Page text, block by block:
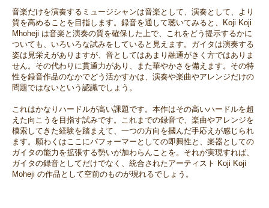
音楽だけを演奏するミュージシャンは音楽として、演奏として、より
質を高めることを目指します。録音を通して聴いてみると、Koji Koji
Mhoheji は音楽と演奏の質を確保した上で、これをどう提示するかに
ついても、いろいろな試みをしていると見えます。ガイタは演奏する
姿は見栄えがありますが、音としてはあまり融通がきく方ではありま
せん。その代わりに貫通力があり、また華やかさを備えます。その特
性を録音作品のなかでどう活かすかは、演奏や楽曲やアレンジだけの
問題ではないという認識でしょう。
これはかなりハードルが高い課題です。本作はその高いハードルを超
えた向こうを目指す試みです。これまでの録音で、楽曲やアレンジを
模索してきた経験を踏まえて、一つの方向を摑んだ手応えが感じられ
ます。願わくはここにパフォーマーとしての即興性と、楽器としての
ガイタの能力を拡張する勢いが加わらんことを。それが実現すれば、
ガイタの録音としてだけでなく、統合されたアーティスト Koji Koji
Moheji の作品として空前のものが現れるでしょう。